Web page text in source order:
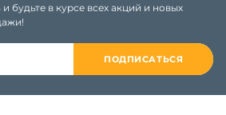
будьте в курсе всех акций и новых
ПОДПИСАТЬСЯ